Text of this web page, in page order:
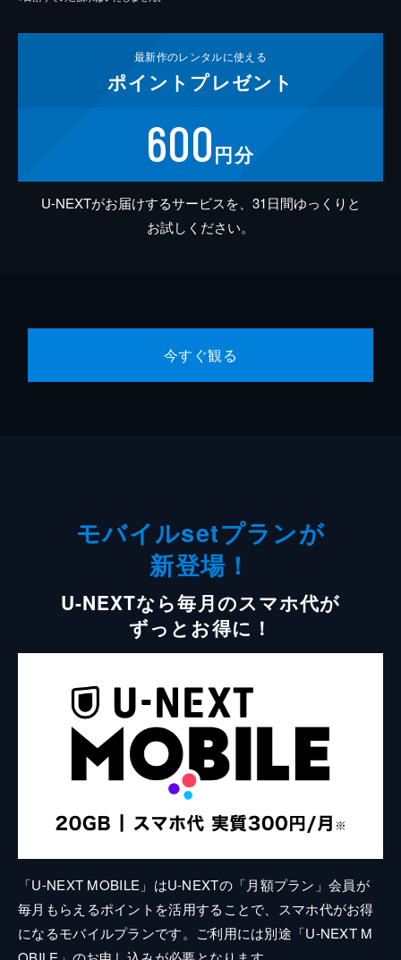
最新作のレンタルに使える
ポイント プレゼント
600円分
U-NEXTがお届けするサービスを、31日間ゆっくりと
お試しください。
今すぐ観る
モバイルsetプランが
新登場！
U-NEXTなら毎月のスマホ代が
ずっとお得に！
「U-NEXT MOBILE」はU-NEXTの「月額プラン」会員が
毎月もらえるポイントを活用することで、スマホ代がお得
になるモバイルプランです。ご利用には別途「U-NEXT M